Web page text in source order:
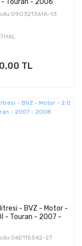
- Touran - 2006
13
TL
- BVZ - Motor -
- Touran - 2007 -
27